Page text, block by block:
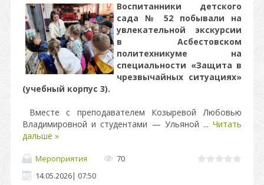
Воспитанники детского
сада № 52 побывали на
увлекательной экскурсии
в Асбестовском
политехникуме на
специальности «Защита в
чрезвычайных ситуациях»
(учебный корпус 3).
Вместе с преподавателем Козыревой Любовью
Владимировной и студентами — Ульяной ...Читать
дальше »
Мероприятия
70
14.05.2026| 07:50